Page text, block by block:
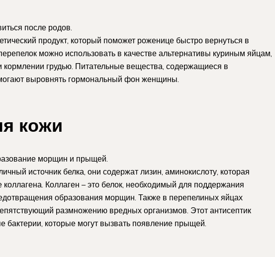
после родов.
продукт, который поможет роженице быстро вернуться в
можно использовать в качестве альтернативы куриным яйцам,
грудью. Питательные вещества, содержащиеся в
выровнять гормональный фон женщины.
кожи
морщин и прыщей.
источник белка, они содержат лизин, аминокислоту, которая
коллагена. Коллаген – это белок, необходимый для поддержания
образования морщин. Также в перепелиных яйцах
размножению вредных организмов. Этот антисептик
бактерии, которые могут вызвать появление прыщей.